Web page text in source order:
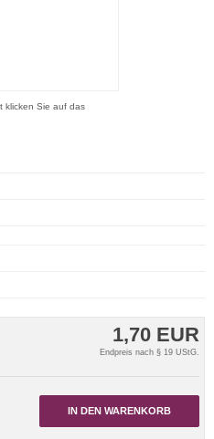
klicken Sie auf das
1,70 EUR
Endpreis nach § 19 UStG.
IN DEN WARENKORB